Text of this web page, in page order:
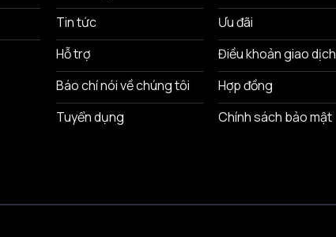
Tin tức
Hỗ trợ
Báo chí nói về chúng tôi
Tuyển dụng
Ưu đãi
Điều khoản giao dịch
Hợp đồng
Chính sách bảo mật